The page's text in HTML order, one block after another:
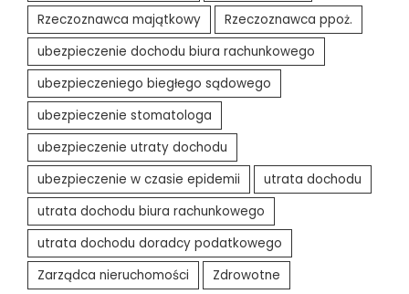
Rzeczoznawca majątkowy
Rzeczoznawca ppoż.
ubezpieczenie dochodu biura rachunkowego
ubezpieczeniego biegłego sądowego
ubezpieczenie stomatologa
ubezpieczenie utraty dochodu
ubezpieczenie w czasie epidemii
utrata dochodu
utrata dochodu biura rachunkowego
utrata dochodu doradcy podatkowego
Zarządca nieruchomości
Zdrowotne